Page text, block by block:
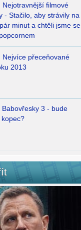
Nejotravnější filmové
- Stačilo, aby strávily na
minut a chtěli jsme se
Nejvíce přeceňované
2013
Babovřesky 3 - bude